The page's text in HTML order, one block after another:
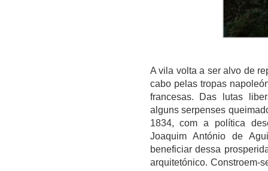
A vila volta a ser alvo de
cabo pelas tropas
francesas. Das lutas
alguns serpenses
1834, com a política
Joaquim António de
beneficiar dessa
arquitetónico. Constroem-